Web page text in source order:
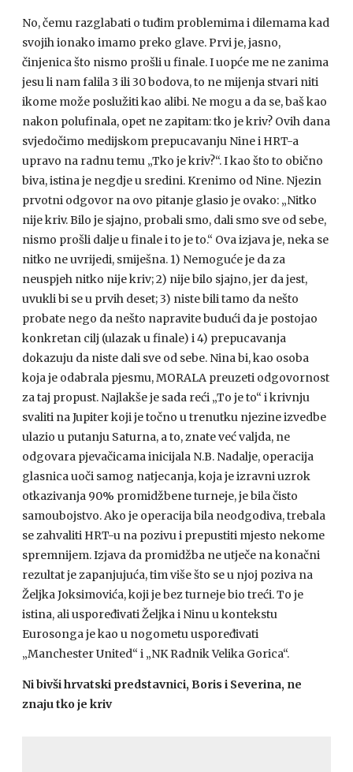
No, čemu razglabati o tuđim problemima i dilemama kad
svojih ionako imamo preko glave. Prvi je, jasno,
činjenica što nismo prošli u finale. I uopće me ne zanima
jesu li nam falila 3 ili 30 bodova, to ne mijenja stvari niti
ikome može poslužiti kao alibi. Ne mogu a da se, baš kao
nakon polufinala, opet ne zapitam: tko je kriv? Ovih dana
svjedočimo medijskom prepucavanju Nine i HRT-a
upravo na radnu temu „Tko je kriv?“. I kao što to obično
biva, istina je negdje u sredini. Krenimo od Nine. Njezin
prvotni odgovor na ovo pitanje glasio je ovako: „Nitko
nije kriv. Bilo je sjajno, probali smo, dali smo sve od sebe,
nismo prošli dalje u finale i to je to.“ Ova izjava je, neka se
nitko ne uvrijedi, smiješna. 1) Nemoguće je da za
neuspjeh nitko nije kriv; 2) nije bilo sjajno, jer da jest,
uvukli bi se u prvih deset; 3) niste bili tamo da nešto
probate nego da nešto napravite budući da je postojao
konkretan cilj (ulazak u finale) i 4) prepucavanja
dokazuju da niste dali sve od sebe. Nina bi, kao osoba
koja je odabrala pjesmu,MORALA preuzeti odgovornost
za taj propust. Najlakše je sada reći „To je to“ i krivnju
svaliti na Jupiter koji je točno u trenutku njezine izvedbe
ulazio u putanju Saturna, a to, znate već valjda, ne
odgovara pjevačicama inicijala N.B. Nadalje, operacija
glasnica uoči samog natjecanja, koja je izravni uzrok
otkazivanja 90% promidžbene turneje, je bila čisto
samoubojstvo. Ako je operacija bila neodgodiva, trebala
se zahvaliti HRT-u na pozivu i prepustiti mjesto nekome
spremnijem. Izjava da promidžba ne utječe na konačni
rezultat je zapanjujuća, tim više što se u njoj poziva na
Željka Joksimovića, koji je bez turneje bio treći. To je
istina, ali uspoređivati Željka i Ninu u kontekstu
Eurosonga je kao u nogometu uspoređivati
„Manchester United“ i „NK Radnik Velika Gorica“.
Ni bivši hrvatski predstavnici, Boris i Severina, ne
znaju tko je kriv